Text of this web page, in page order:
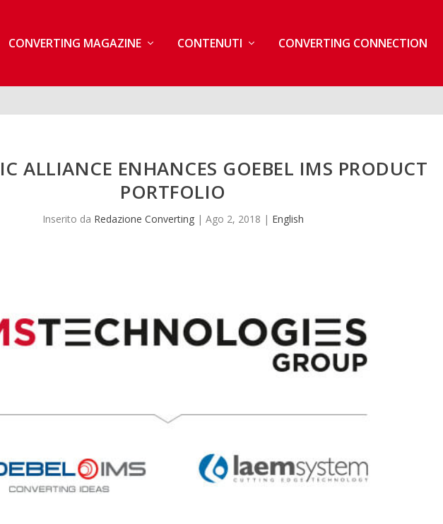
CONVERTING MAGAZINE CONTENUTI CONVERTING CONNECTION
ALLIANCE ENHANCES GOEBEL IMS PRODUCT
PORTFOLIO
Inserito da Redazione Converting| Ago 2, 2018 | English